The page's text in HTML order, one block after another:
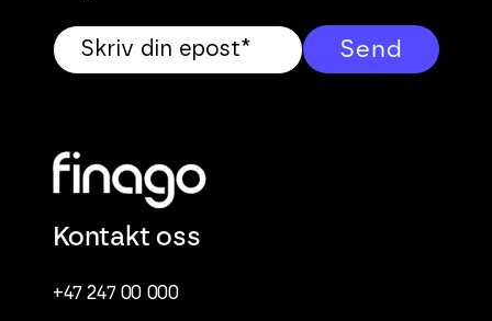
Kontakt oss
+47 247 00 000